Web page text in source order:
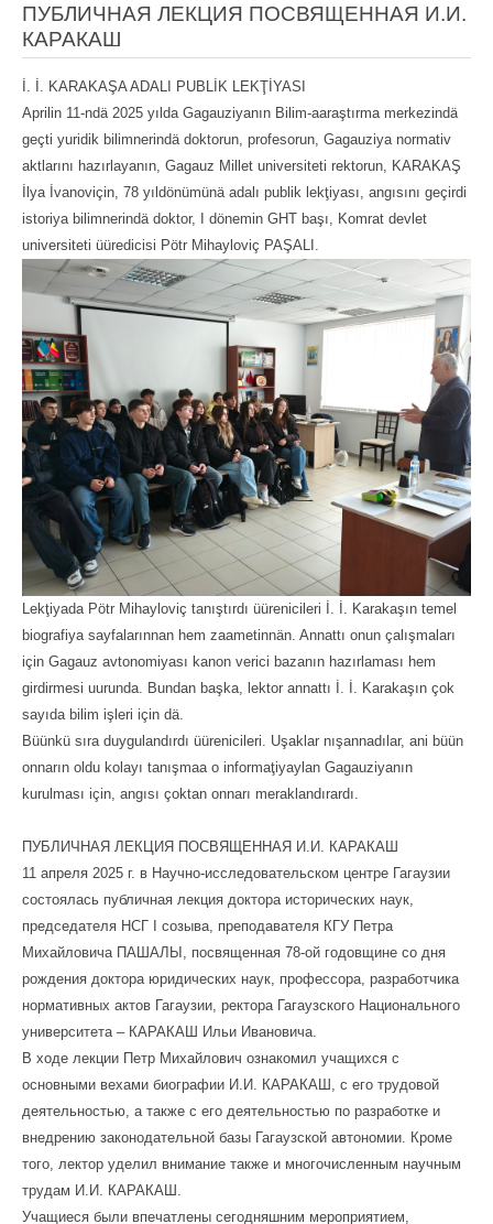
ПУБЛИЧНАЯ ЛЕКЦИЯ ПОСВЯЩЕННАЯ И.И.
КАРАКАШ
İ. İ. KARAKAŞA ADALI PUBLİK LEKŢİYASI
Aprilin 11-ndä 2025 yılda Gagauziyanın Bilim-aaraştırma merkezindä
geçti yuridik bilimnerindä doktorun, profesorun, Gagauziya normativ
aktlarını hazırlayanın, Gagauz Millet universiteti rektorun, KARAKAŞ
İlya İvanoviçin, 78 yıldönümünä adalı publik lekţiyası, angısını geçirdi
istoriya bilimnerindä doktor, I dönemin GHT başı, Komrat devlet
universiteti üüredicisi Pötr Mihayloviç PAŞALI.
Lekţiyada Pötr Mihayloviç tanıştırdı üürenicileri İ. İ. Karakaşın temel
biografiya sayfalarınnan hem zaametinnän. Annattı onun çalışmaları
için Gagauz avtonomiyası kanon verici bazanın hazırlaması hem
girdirmesi uurunda. Bundan başka, lektor annattı İ. İ. Karakaşın çok
sayıda bilim işleri için dä.
Büünkü sıra duygulandırdı üürenicileri. Uşaklar nışannadılar, ani büün
onnarın oldu kolayı tanışmaa o informaţiyaylan Gagauziyanın
kurulması için, angısı çoktan onnarı meraklandırardı.
ПУБЛИЧНАЯ ЛЕКЦИЯ ПОСВЯЩЕННАЯ И.И. КАРАКАШ
11 апреля 2025 г. в Научно-исследовательском центре Гагаузии
состоялась публичная лекция доктора исторических наук,
председателя НСГ I созыва, преподавателя КГУ Петра
Михайловича ПАШАЛЫ, посвященная 78-ой годовщине со дня
рождения доктора юридических наук, профессора, разработчика
нормативных актов Гагаузии, ректора Гагаузского Национального
университета – КАРАКАШ Ильи Ивановича.
В ходе лекции Петр Михайлович ознакомил учащихся с
основными вехами биографии И.И. КАРАКАШ, с его трудовой
деятельностью, а также с его деятельностью по разработке и
внедрению законодательной базы Гагаузской автономии. Кроме
того, лектор уделил внимание также и многочисленным научным
трудам И.И. КАРАКАШ.
Учащиеся были впечатлены сегодняшним мероприятием,